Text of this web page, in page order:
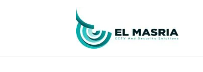
المحتوى